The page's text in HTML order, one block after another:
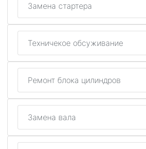
Замена стартера
Техничекое обсуживание
Ремонт блока цилиндров
Замена вала